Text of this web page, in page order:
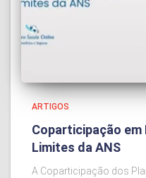
ARTIGOS
Coparticipação
Limites da ANS
A Coparticipação dos